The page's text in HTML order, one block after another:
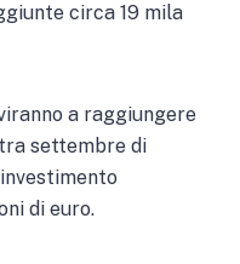
circa 19 mila
a raggiungere
settembre di
di euro.